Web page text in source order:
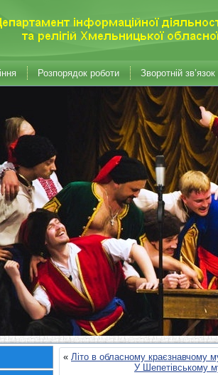
Розпорядок роботи Зворотній зв’язок
« Літо в обласному краєзнавчому
У Шепетівському